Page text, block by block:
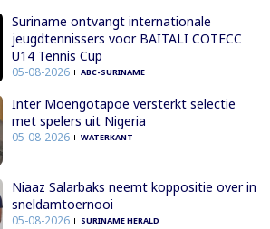
Suriname ontvangt internationale
jeugdtennissers voor BAITALI COTECC
U14 Tennis Cup
05-08-2026 ABC-SURINAME
Inter Moengotapoe versterkt selectie
met spelers uit Nigeria
05-08-2026 WATERKANT
Niaaz Salarbaks neemt koppositie over in
sneldamtoernooi
05-08-2026 SURINAME HERALD